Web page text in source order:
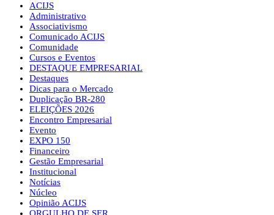
ACIJS
Administrativo
Associativismo
Comunicado ACIJS
Comunidade
Cursos e Eventos
DESTAQUE EMPRESARIAL
Destaques
Dicas para o Mercado
Duplicação BR-280
ELEIÇÕES 2026
Encontro Empresarial
Evento
EXPO 150
Financeiro
Gestão Empresarial
Institucional
Notícias
Núcleo
Opinião ACIJS